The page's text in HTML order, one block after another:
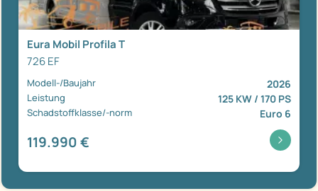
Eura Mobil Profila T
726 EF
Modell-/Baujahr 2026
Leistung 125 KW / 170 PS
Schadstoffklasse/-norm Euro 6
119.990 €